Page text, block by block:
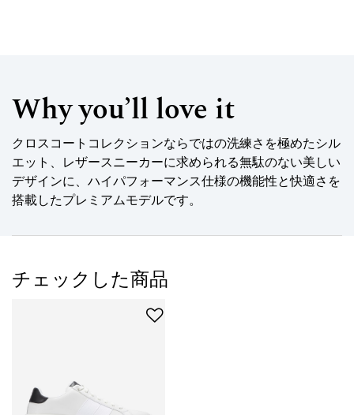
Why you’ll love it
クロスコートコレクションならではの洗練さを極めたシル
エット、レザースニーカーに求められる無駄のない美しい
デザインに、ハイパフォーマンス仕様の機能性と快適さを
搭載したプレミアムモデルです。
チェックした商品